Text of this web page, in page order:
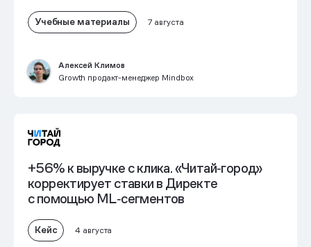
Учебные материалы 7 августа
Алексей Климов
Growth продакт-менеджер Mindbox
+56% к выручке с клика. «Читай‑город»
корректирует ставки в Директе
с помощью ML‑сегментов
Кейс 4 августа